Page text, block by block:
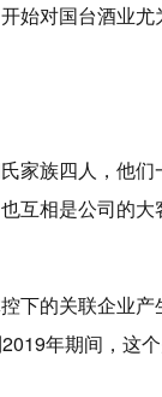
始对国台酒业
家族四人，他
互相是公司的
下的关联企业产
年期间，这